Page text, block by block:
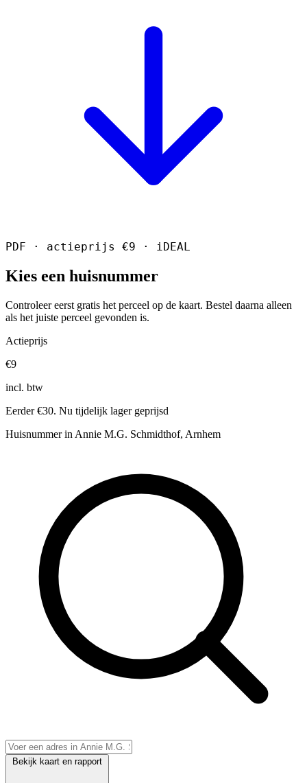
PDF · actieprijs €9 · iDEAL
Kies een huisnummer
Controleer eerst gratis het perceel op de kaart. Bestel daarna alleen
als het juiste perceel gevonden is.
Actieprijs
€9
incl. btw
Eerder €30. Nu tijdelijk lager geprijsd
Huisnummer in Annie M.G. Schmidthof, Arnhem
Bekijk kaart en rapport